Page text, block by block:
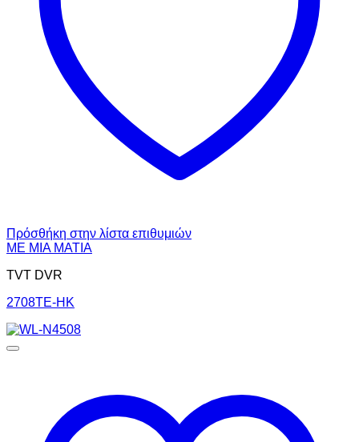
Πρόσθήκη στην λίστα επιθυμιών
ΜΕ ΜΙΑ ΜΑΤΙΑ
TVT DVR
2708TE-HK